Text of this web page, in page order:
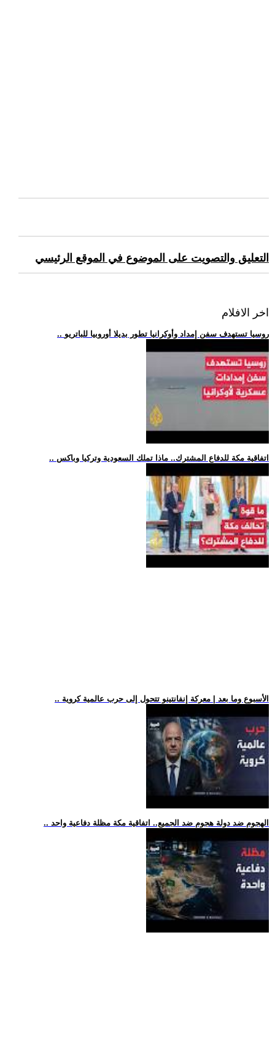
التعليق والتصويت على الموضوع في الموقع الرئيسي
اخر الافلام
.. روسيا تستهدف سفن إمداد وأوكرانيا تطور بديلا أوروبيا للباتريو
.. اتفاقية مكة للدفاع المشترك.. ماذا تملك السعودية وتركيا وباكس
.. الأسبوع وما بعد | معركة إنفانتينو تتحول إلى حرب عالمية كروية
.. الهجوم ضد دولة هجوم ضد الجميع.. اتفاقية مكة مظلة دفاعية واحد